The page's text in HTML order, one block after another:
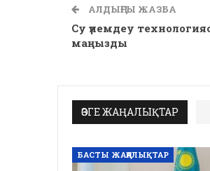
АЛДЫҢҒЫ ЖАЗБА
Су үнемдеу
маңызды
ӨЗГЕ ЖАҢАЛЫҚТАР
БАСТЫ ЖАҢАЛЫҚТАР